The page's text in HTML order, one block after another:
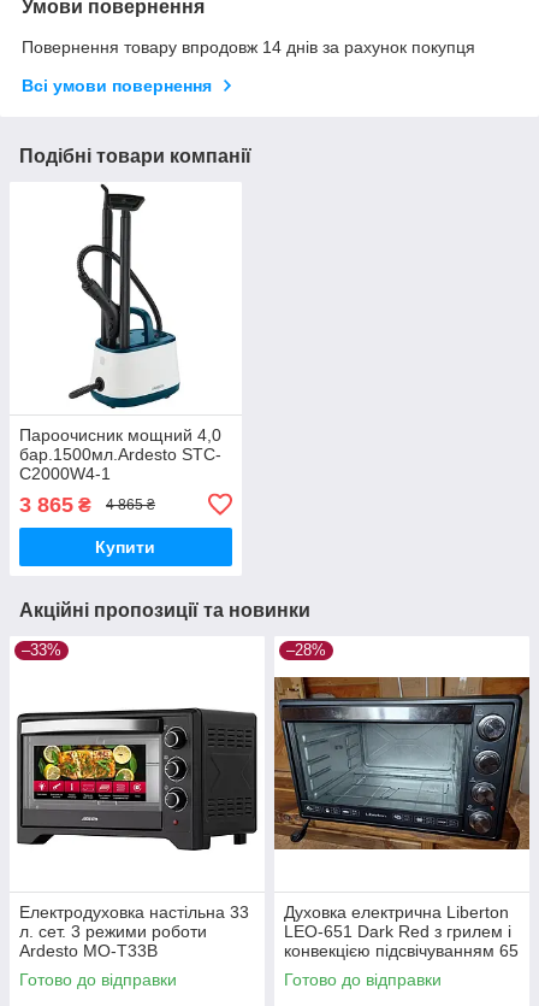
Умови повернення
Повернення товару впродовж 14 днів за рахунок покупця
Всі умови повернення
Подібні товари компанії
Пароочисник мощний 4,0
бар.1500мл.Ardesto STC-
C2000W4-1
3 865 ₴ 4 865 ₴
Купити
Акційні пропозиції та новинки
–33%
Електродуховка настільна 33
л. сет. 3 режими роботи
Ardesto MO-T33B
Готово до відправки
–28%
Духовка електрична Liberton
LEO-651 Dark Red з грилем і
конвекцією підсвічуванням 65
літрів
Готово до відправки